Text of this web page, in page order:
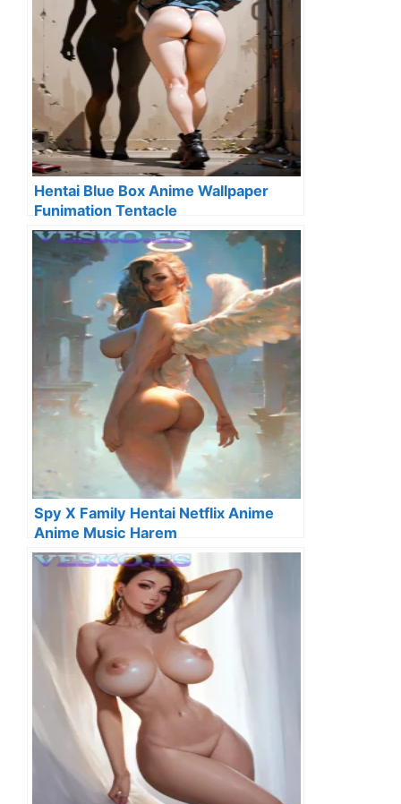
Hentai Blue Box Anime Wallpaper
Funimation Tentacle
Spy X Family Hentai Netflix Anime
Anime Music Harem